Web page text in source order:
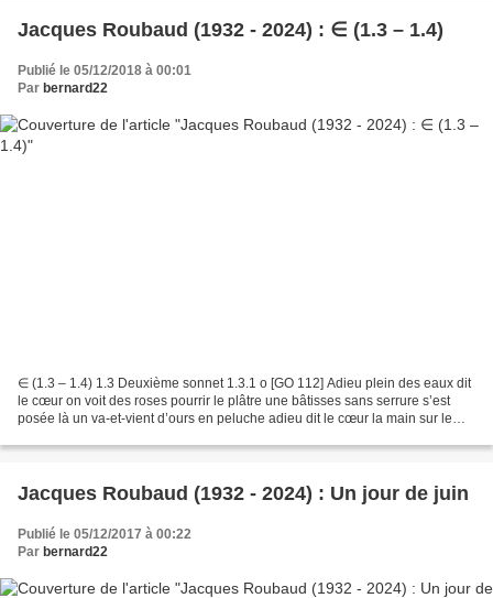
Jacques Roubaud (1932 - 2024) : ∈ (1.3 – 1.4)
Publié le 05/12/2018 à 00:01
Par bernard22
∈ (1.3 – 1.4) 1.3 Deuxième sonnet 1.3.1 o [GO 112] Adieu plein des eaux dit
le cœur on voit des roses pourrir le plâtre une bâtisses sans serrure s’est
posée là un va-et-vient d’ours en peluche adieu dit le cœur la main sur le
Jacques Roubaud (1932 - 2024) : Un jour de juin
Publié le 05/12/2017 à 00:22
Par bernard22